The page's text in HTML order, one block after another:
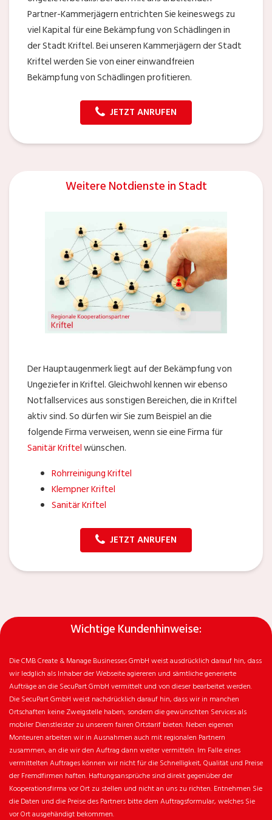
Partner-Kammerjägern entrichten Sie keineswegs zu
viel Kapital für eine Bekämpfung von Schädlingen in
der Stadt Kriftel. Bei unseren Kammerjägern der Stadt
Kriftel werden Sie von einer einwandfreien
Bekämpfung von Schädlingen profitieren.
JETZT ANRUFEN
Weitere Notdienste in Stadt
Der Hauptaugenmerk liegt auf der Bekämpfung von
Ungeziefer in Kriftel. Gleichwohl kennen wir ebenso
Notfallservices aus sonstigen Bereichen, die in Kriftel
aktiv sind. So dürfen wir Sie zum Beispiel an die
folgende Firma verweisen, wenn sie eine Firma für
Sanitär Kriftelwünschen.
Rohrreinigung Kriftel
Klempner Kriftel
Sanitär Kriftel
JETZT ANRUFEN
Wichtige Kundenhinweise:
Die CMB Create & Manage Businesses GmbH weist ausdrücklich darauf hin, dass
wir ledglich als Inhaber der Webseite agiereren und sämtliche generierte
Aufträge an die SecuPart GmbH vermittelt und von dieser bearbeitet werden.
Die SecuPart GmbH weist nachdrücklich darauf hin, dass wir in manchen
Ortschaften keine Zweigstelle haben, sondern die gewünschten Services als
mobiler Dienstleister zu unserem fairen Ortstarif bieten. Neben eigenen
Monteuren arbeiten wir in Ausnahmen auch mit regionalen Partnern
zusammen, an die wir den Auftrag dann weiter vermitteln. Im Falle eines
vermittelten Auftrages können wir nicht für die Schnelligkeit, Qualität und Preise
der Fremdfirmen haften. Haftungsansprüche sind direkt gegenüber der
Kooperationsfirma vor Ort zu stellen und nicht an uns zu richten. Entnehmen Sie
die Daten und die Preise des Partners bitte dem Auftragsformular, welches Sie
vor Ort ausgehändigt bekommen.